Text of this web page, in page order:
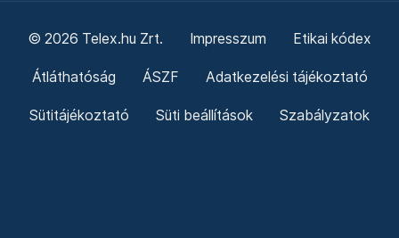
© 2026 Telex.hu Zrt. Impresszum Etikai kódex
Átláthatóság ÁSZF Adatkezelési tájékoztató
Sütitájékoztató Süti beállítások Szabályzatok